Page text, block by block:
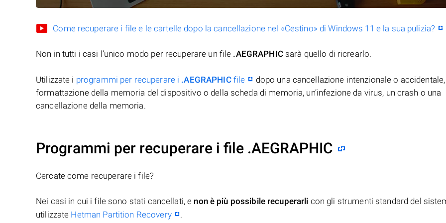
Come recuperare i file e le cartelle dopo la cancellazione nel «Cestino» di Windows 11 e la sua pulizia?
Non in tutti i casi l’unico modo per recuperare un file .AEGRAPHICsarà quello di ricrearlo.
Utilizzate i programmi per recuperare i .AEGRAPHICfile
dopo una cancellazione intenzionale o
formattazione della memoria del dispositivo o della scheda di memoria, un’infezione da virus, un crash o una
cancellazione della memoria.
Programmi per recuperare i file .AEGRAPHIC
Cercate come recuperare i file?
Nei casi in cui i file sono stati cancellati, e non è più possibile recuperarli con gli strumenti standard del
utilizzate Hetman Partition Recovery .